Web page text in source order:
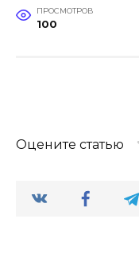
ПРОСМОТРОВ
100
Оцените статью